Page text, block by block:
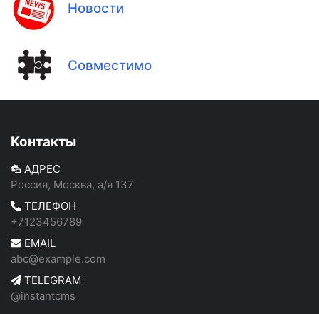
Новости
Совместимо
Контакты
АДРЕС
Россия, Москва, а/я 137
ТЕЛЕФОН
+7123456789
EMAIL
abc@example.com
TELEGRAM
@instantcms